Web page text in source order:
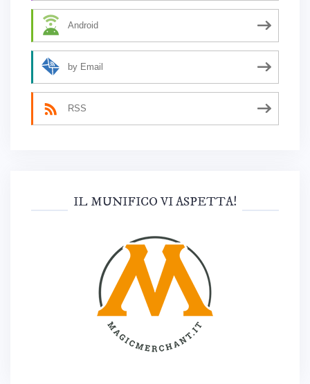
Android
by Email
RSS
IL MUNIFICO VI ASPETTA!